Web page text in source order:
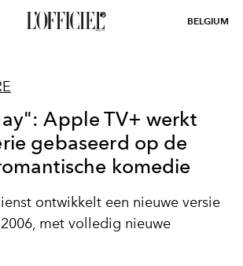
BELGIUM
Apple TV+ werkt
gebaseerd op de
komedie
ontwikkelt een nieuwe versie
met volledig nieuwe